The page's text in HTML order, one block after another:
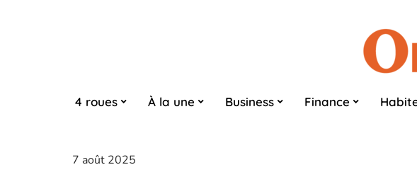
4 roues À la une Business Finance
7 août 2025